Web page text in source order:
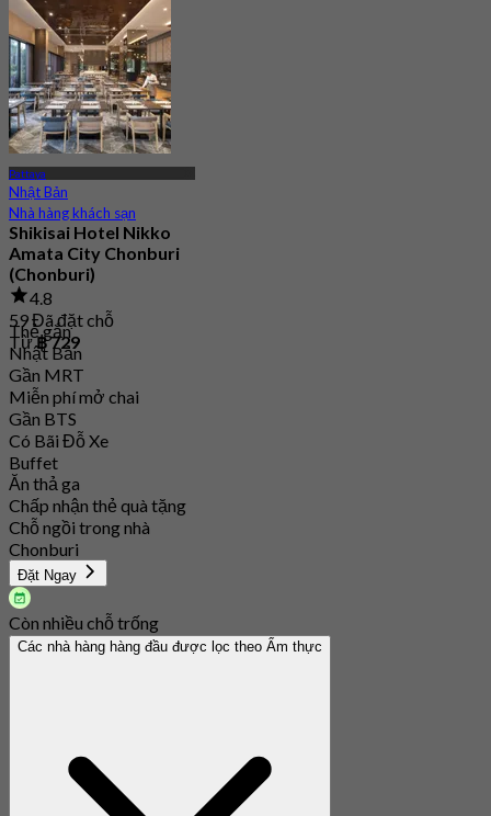
Pattaya
Nhật Bản
Nhà hàng khách sạn
Shikisai Hotel Nikko
Amata City Chonburi
(Chonburi)
4.8
59 Đã đặt chỗ
Từ฿ 729
Thẻ gắn
Nhật Bản
Gần MRT
Miễn phí mở chai
Gần BTS
Có Bãi Đỗ Xe
Buffet
Ăn thả ga
Chấp nhận thẻ quà tặng
Chỗ ngồi trong nhà
Chonburi
Đặt Ngay
Còn nhiều chỗ trống
Các nhà hàng hàng đầu được lọc theo Ẩm thực